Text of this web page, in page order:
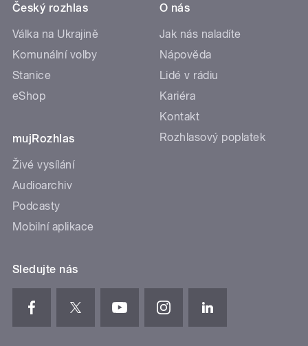
Český rozhlas
Válka na Ukrajině
Komunální volby
Stanice
eShop
mujRozhlas
Živé vysílání
Audioarchiv
Podcasty
Mobilní aplikace
O nás
Jak nás naladíte
Nápověda
Lidé v rádiu
Kariéra
Kontakt
Rozhlasový poplatek
Sledujte nás